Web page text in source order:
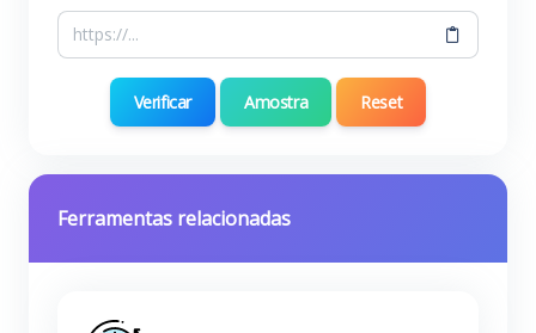
Verificar Amostra Reset
Ferramentas relacionadas